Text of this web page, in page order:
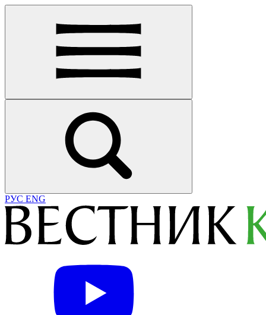
РУС ENG